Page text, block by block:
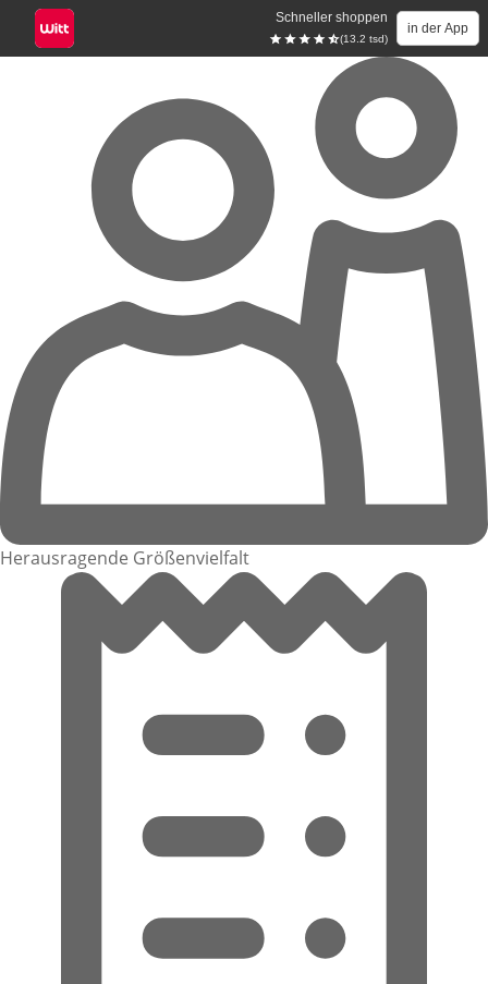
Schneller shoppen
(13.2 tsd)
in der App
Herausragende Größenvielfalt